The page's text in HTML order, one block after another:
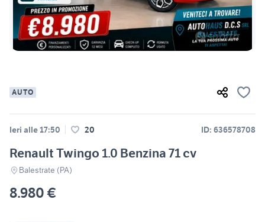
AUTO
Ieri alle 17:50 20 ID: 636578708
Renault Twingo 1.0 Benzina 71 cv
Balestrate (PA)
8.980 €